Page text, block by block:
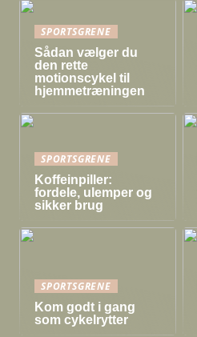
SPORTSGRENE
Sådan vælger du
den rette
motionscykel til
hjemmetræningen
SPORTSGRENE
Koffeinpiller:
fordele, ulemper og
sikker brug
SPORTSGRENE
Kom godt i gang
som cykelrytter